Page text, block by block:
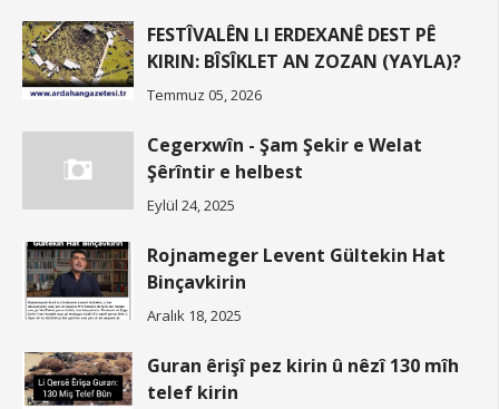
FESTÎVALÊN LI ERDEXANÊ DEST PÊ
KIRIN: BÎSÎKLET AN ZOZAN (YAYLA)?
Temmuz 05, 2026
Cegerxwîn - Şam Şekir e Welat
Şêrîntir e helbest
Eylül 24, 2025
Rojnameger Levent Gültekin Hat
Binçavkirin
Aralık 18, 2025
Guran êrişî pez kirin û nêzî 130 mîh
telef kirin